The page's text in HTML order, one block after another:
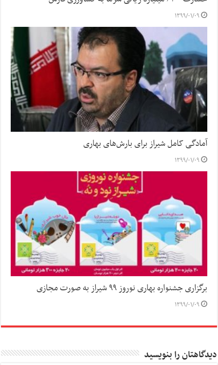
۱۳۹۹/۰۱/۰۹
آمادگی کامل شیراز برای بارش‌های بهاری
۱۳۹۹/۰۱/۰۹
برگزاری جشنواره بهاری نوروز ۹۹ شیراز به صورت مجازی
۱۳۹۹/۰۱/۰۹
دیدگاهتان را بنویسید